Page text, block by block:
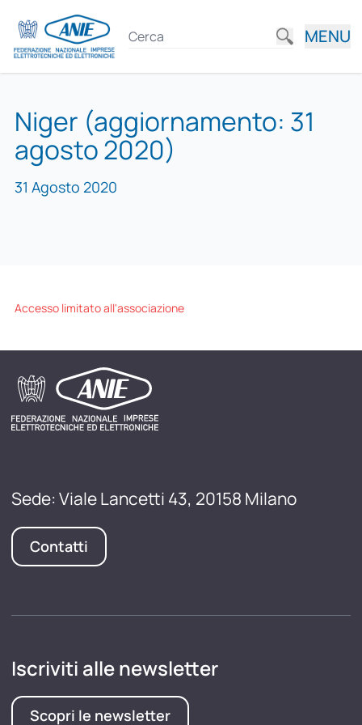
MENU
Niger (aggiornamento: 31
agosto 2020)
31 Agosto 2020
Accesso limitato all'associazione
Sede: Viale Lancetti 43, 20158 Milano
Contatti
Iscriviti alle newsletter
Scopri le newsletter